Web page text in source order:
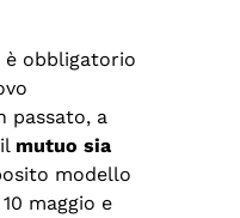
è obbligatorio
passato, a
mutuo sia
modello
maggio e